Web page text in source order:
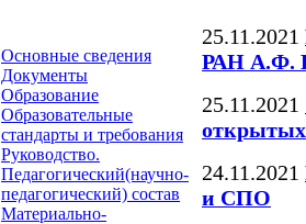
Основные сведения
Документы
Образование
Образовательные
стандарты и требования
Руководство.
Педагогический(научно-
педагогический) состав
Материально-
25.11.2021
РАН А.Ф.
25.11.2021
открытых
24.11.2021
и СПО